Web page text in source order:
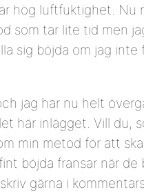
hög luftfuktighet. Nu
som tar lite tid men
sig böjda om jag inte
jag har nu helt
här inlägget. Vill du,
min metod för att
böjda fransar när de
gärna i